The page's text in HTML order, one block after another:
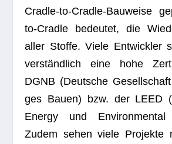
Cradle-to-Cradle-Bau­weise
to-Cradle bedeu­tet, die
aller Stoffe. Viele Ent­wick­ler
ver­ständ­lich eine hohe
DGNB (Deut­sche
ges Bauen) bzw. der LEED
Energy und
Zudem sehen viele Pro­jekte